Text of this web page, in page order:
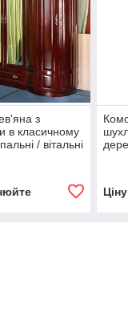
з
в класичному
/ вітальні